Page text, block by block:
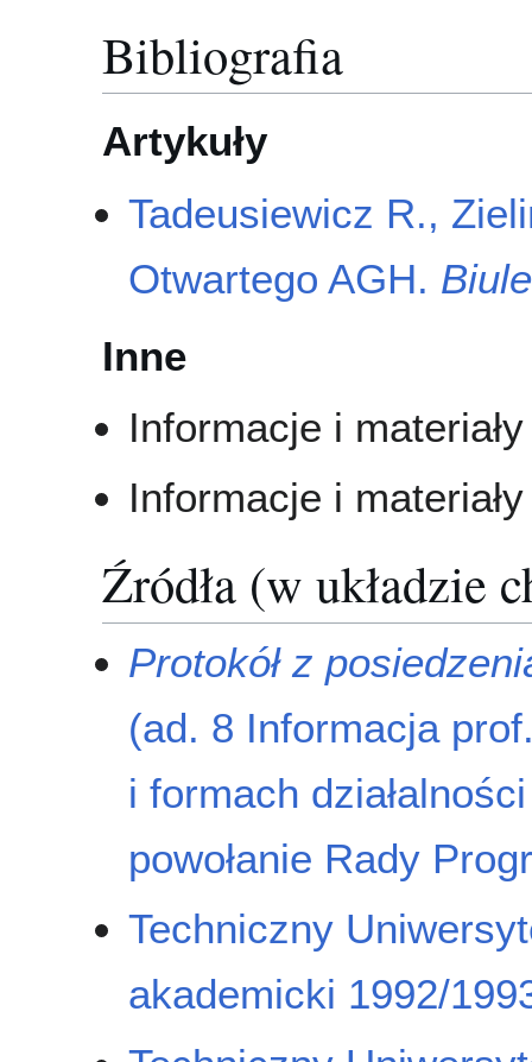
Bibliografia
Artykuły
Tadeusiewicz R.,
Otwartego AGH.
Inne
Informacje i
Informacje i
Źródła (w układzie
Protokół z
(ad. 8 Informacja
i formach
powołanie Rady
Techniczny
akademicki 1992/